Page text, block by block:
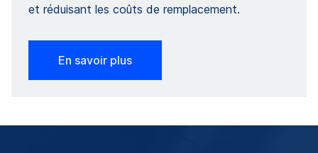
et réduisant les coûts de remplacement.
En savoir plus